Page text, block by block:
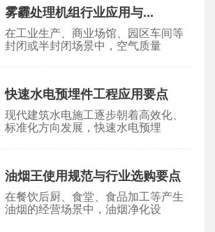
雾霾处理机组行业应用与...
在工业生产、商业场馆、园区车间等
封闭或半封闭场景中，空气质量
快速水电预埋件工程应用要点
现代建筑水电施工逐步朝着高效化、
标准化方向发展，快速水电预埋
油烟王使用规范与行业选购要点
在餐饮后厨、食堂、食品加工等产生
油烟的经营场景中，油烟净化设